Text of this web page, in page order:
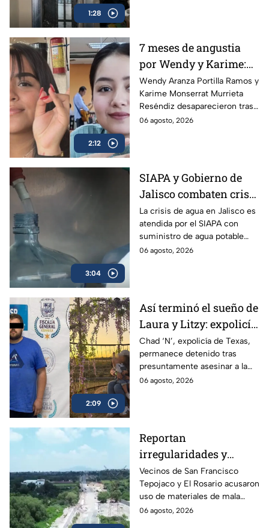
1:28
2:12
7 meses de angustia
por Wendy y Karime:
desaparecieron tras
acudir a funeral de
reportero en Veracruz
Wendy Aranza Portilla Ramos y
Karime Monserrat Murrieta
Reséndiz desaparecieron tras
asistir al funeral del reportero
06 agosto, 2026
3:04
SIAPA y Gobierno de
Jalisco combaten crisis
de agua y llevan
suministro potable
gratuito a colonias
afectadas
La crisis de agua en Jalisco es
atendida por el SIAPA con
suministro de agua potable
gratuito, nuevas obras de
06 agosto, 2026
2:09
Así terminó el sueño de
Laura y Litzy: expolicía
de Texas permanece
detenido por
multihomicidio en
Saltillo
Chad ‘N’, expolicía de Texas,
permanece detenido tras
presuntamente asesinar a la
familia de su expareja en
06 agosto, 2026
Reportan
irregularidades y
posible desvío de
recursos en obras
viales de Cuautitlán
Izcalli, Edomex
Vecinos de San Francisco
Tepojaco y El Rosario acusaron
uso de materiales de mala
calidad en una obra de 23
06 agosto, 2026